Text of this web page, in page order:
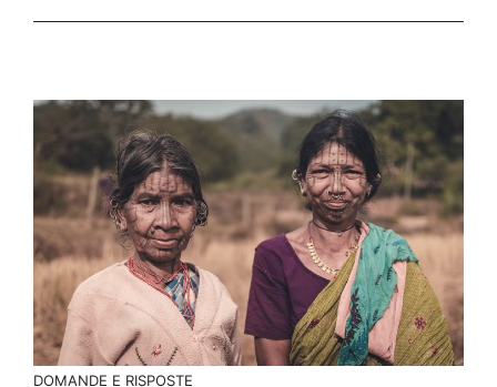
DOMANDE E RISPOSTE